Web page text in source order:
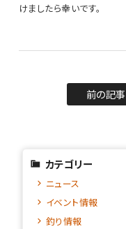
けましたら幸いです。
前の記事
カテゴリー
ニュース
イベント情報
釣り情報